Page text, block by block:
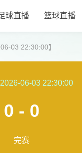
球直播 篮球直播
03 22:30:00】
2026-06-03 22:30:00
0 - 0
完赛